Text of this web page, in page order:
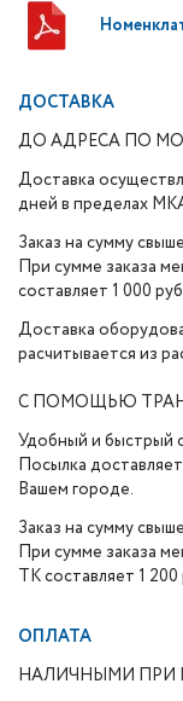
ДОСТАВКА
ДО АДРЕСА ПО
Доставка
дней в пределах
Заказ на сумму
При сумме заказа
составляет 1 000
Доставка
расчитывается из
С ПОМОЩЬЮ
Удобный и быстрый
Посылка
Вашем городе.
Заказ на сумму
При сумме заказа
ТК составляет 1 200
ОПЛАТА
НАЛИЧНЫМИ ПРИ